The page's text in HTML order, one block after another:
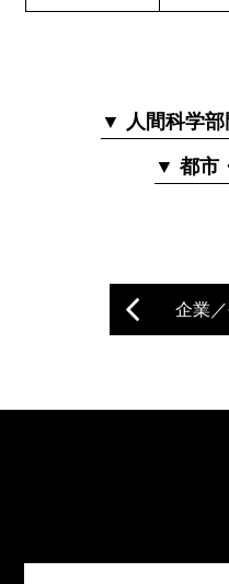
▼ 人間科学部
▼ 都市
企業